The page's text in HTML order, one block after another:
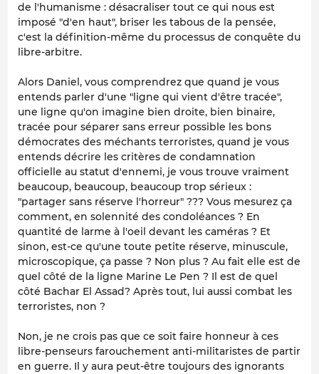
de l'humanisme : désacraliser tout ce qui nous est
imposé "d'en haut", briser les tabous de la pensée,
c'est la définition-même du processus de conquête du
libre-arbitre.
Alors Daniel, vous comprendrez que quand je vous
entends parler d'une "ligne qui vient d'être tracée",
une ligne qu'on imagine bien droite, bien binaire,
tracée pour séparer sans erreur possible les bons
démocrates des méchants terroristes, quand je vous
entends décrire les critères de condamnation
officielle au statut d'ennemi, je vous trouve vraiment
beaucoup, beaucoup, beaucoup trop sérieux :
"partager sans réserve l'horreur" ??? Vous mesurez ça
comment, en solennité des condoléances ? En
quantité de larme à l'oeil devant les caméras ? Et
sinon, est-ce qu'une toute petite réserve, minuscule,
microscopique, ça passe ? Non plus ? Au fait elle est de
quel côté de la ligne Marine Le Pen ? Il est de quel
côté Bachar El Assad? Après tout, lui aussi combat les
terroristes, non ?
Non, je ne crois pas que ce soit faire honneur à ces
libre-penseurs farouchement anti-militaristes de partir
en guerre. Il y aura peut-être toujours des ignorants